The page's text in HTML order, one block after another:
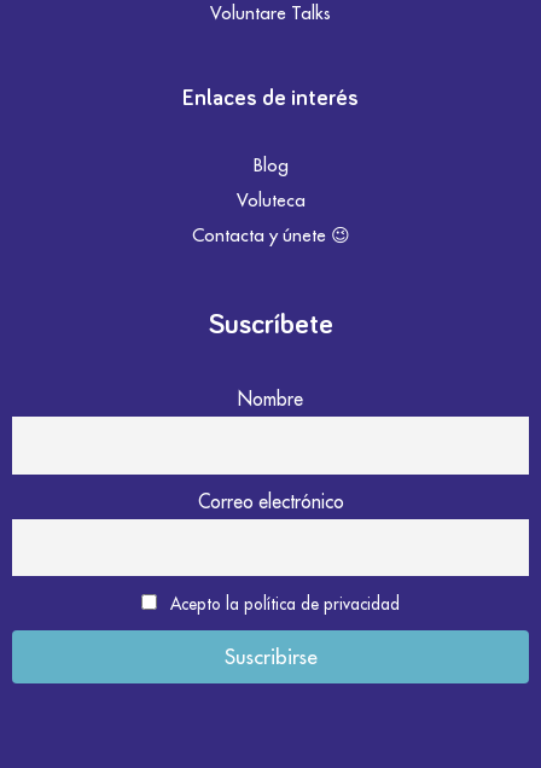
Voluntare Talks
Enlaces de interés
Blog
Voluteca
Contacta y únete 😉
Suscríbete
Nombre
Correo electrónico
Acepto la política de privacidad